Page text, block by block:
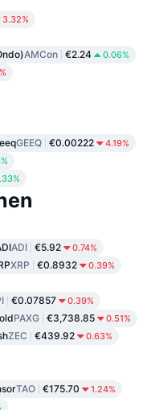
3.32%
AMCon €2.24 0.06%
GEEQ €0.00222 4.19%
ADI €5.92 0.74%
XRP €0.8932 0.39%
€0.07857 0.39%
PAXG €3,738.85 0.51%
ZEC €439.92 0.63%
TAO €175.70 1.24%